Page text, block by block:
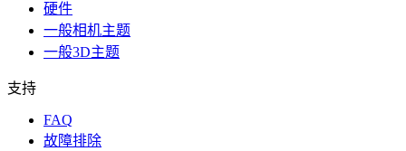
硬件
一般相机主题
一般3D主题
支持
FAQ
故障排除